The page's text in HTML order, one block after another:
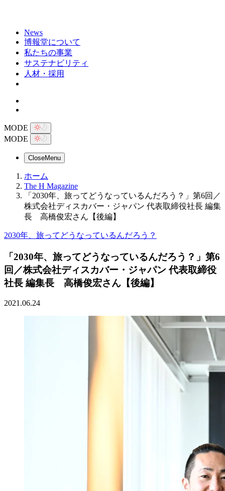
News
博報堂について
私たちの事業
サステナビリティ
人材・採用
MODE
MODE
CloseMenu
ホーム
The H Magazine
「2030年、旅ってどうなっているんだろう？」第6回／
株式会社ディスカバー・ジャパン 代表取締役社長 編集
長 高橋俊宏さん【後編】
2030年、旅ってどうなっているんだろう？
「2030年、旅ってどうなっているんだろう？」第6
回／株式会社ディスカバー・ジャパン 代表取締役
社長 編集長 高橋俊宏さん【後編】
2021.06.24